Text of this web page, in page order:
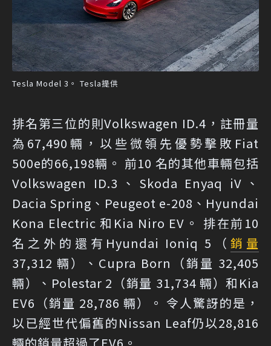
Tesla Model 3。 Tesla提供
排名第三位的則Volkswagen ID.4，註冊量
為67,490輛，以些微領先優勢擊敗Fiat
500e的66,198輛。 前10 名的其他車輛包括
Volkswagen ID.3、Skoda Enyaq iV、
Dacia Spring、Peugeot e-208、Hyundai
Kona Electric 和Kia Niro EV。 排在前10
名之外的還有Hyundai Ioniq 5（銷量
37,312 輛）、Cupra Born（銷量 32,405
輛）、Polestar 2（銷量 31,734 輛）和Kia
EV6（銷量 28,786 輛）。 令人驚訝的是，
以已經世代偏舊的Nissan Leaf仍以28,816